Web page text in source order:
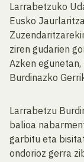
Larrabetzuko
Eusko
ziren gudarien
Azken
Burdinazko
Larrabetzu
balioa
garbitu eta
ondorioz gerra